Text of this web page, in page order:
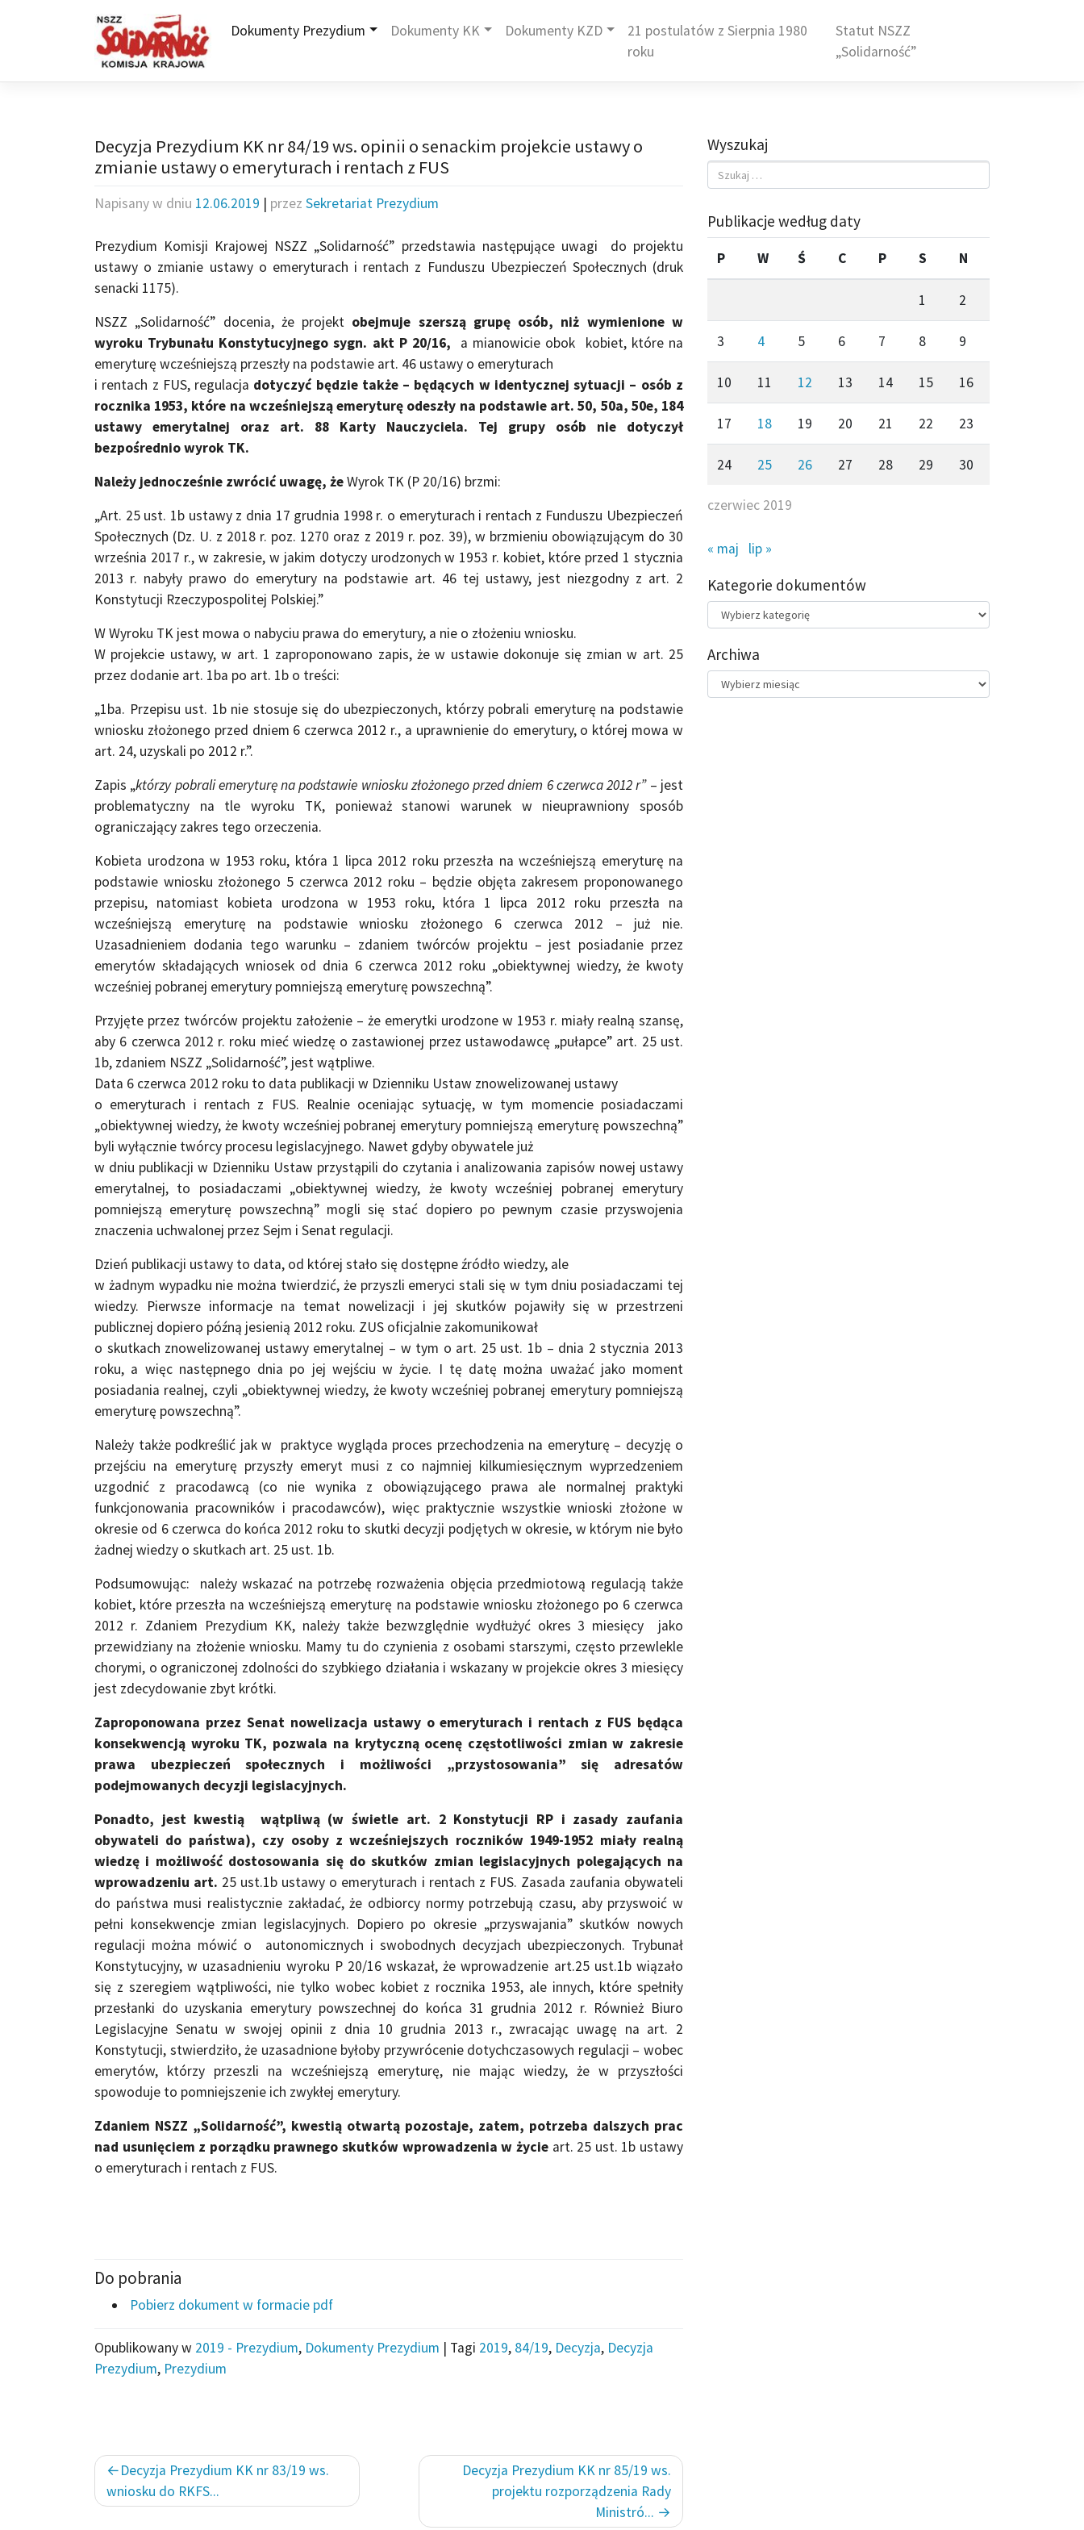
Dokumenty Prezydium Dokumenty KK Dokumenty KZD
21 postulatów z Sierpnia 1980
roku
Statut NSZZ
„Solidarność”
Decyzja Prezydium KK nr 84/19 ws. opinii o senackim projekcie ustawy o
zmianie ustawy o emeryturach i rentach z FUS
Napisany w dniu 12.06.2019 | przez Sekretariat Prezydium
Prezydium Komisji Krajowej NSZZ „Solidarność” przedstawia następujące uwagi do projektu
ustawy o zmianie ustawy o emeryturach i rentach z Funduszu Ubezpieczeń Społecznych (druk
senacki 1175).
NSZZ „Solidarność” docenia, że projekt obejmuje szerszą grupę osób, niż wymienione w
wyroku Trybunału Konstytucyjnego sygn. akt P 20/16, a mianowicie obok kobiet, które na
emeryturę wcześniejszą przeszły na podstawie art. 46 ustawy o emeryturach
i rentach z FUS, regulacja dotyczyć będzie także – będących w identycznej sytuacji – osób z
rocznika 1953, które na wcześniejszą emeryturę odeszły na podstawie art. 50, 50a, 50e, 184
ustawy emerytalnej oraz art. 88 Karty Nauczyciela. Tej grupy osób nie dotyczył
bezpośrednio wyrok TK.
Należy jednocześnie zwrócić uwagę, żeWyrok TK (P 20/16) brzmi:
„Art. 25 ust. 1b ustawy z dnia 17 grudnia 1998 r. o emeryturach i rentach z Funduszu Ubezpieczeń
Społecznych (Dz. U. z 2018 r. poz. 1270 oraz z 2019 r. poz. 39), w brzmieniu obowiązującym do 30
września 2017 r., w zakresie, w jakim dotyczy urodzonych w 1953 r. kobiet, które przed 1 stycznia
2013 r. nabyły prawo do emerytury na podstawie art. 46 tej ustawy, jest niezgodny z art. 2
Konstytucji Rzeczypospolitej Polskiej.”
W Wyroku TK jest mowa o nabyciu prawa do emerytury, a nie o złożeniu wniosku.
W projekcie ustawy, w art. 1 zaproponowano zapis, że w ustawie dokonuje się zmian w art. 25
przez dodanie art. 1ba po art. 1b o treści:
„1ba. Przepisu ust. 1b nie stosuje się do ubezpieczonych, którzy pobrali emeryturę na podstawie
wniosku złożonego przed dniem 6 czerwca 2012 r., a uprawnienie do emerytury, o której mowa w
art. 24, uzyskali po 2012 r.”.
Zapis „którzy pobrali emeryturę na podstawie wniosku złożonego przed dniem 6 czerwca 2012 r”– jest
problematyczny na tle wyroku TK, ponieważ stanowi warunek w nieuprawniony sposób
ograniczający zakres tego orzeczenia.
Kobieta urodzona w 1953 roku, która 1 lipca 2012 roku przeszła na wcześniejszą emeryturę na
podstawie wniosku złożonego 5 czerwca 2012 roku – będzie objęta zakresem proponowanego
przepisu, natomiast kobieta urodzona w 1953 roku, która 1 lipca 2012 roku przeszła na
wcześniejszą emeryturę na podstawie wniosku złożonego 6 czerwca 2012 – już nie.
Uzasadnieniem dodania tego warunku – zdaniem twórców projektu – jest posiadanie przez
emerytów składających wniosek od dnia 6 czerwca 2012 roku „obiektywnej wiedzy, że kwoty
wcześniej pobranej emerytury pomniejszą emeryturę powszechną”.
Przyjęte przez twórców projektu założenie – że emerytki urodzone w 1953 r. miały realną szansę,
aby 6 czerwca 2012 r. roku mieć wiedzę o zastawionej przez ustawodawcę „pułapce” art. 25 ust.
1b, zdaniem NSZZ „Solidarność”, jest wątpliwe.
Data 6 czerwca 2012 roku to data publikacji w Dzienniku Ustaw znowelizowanej ustawy
o emeryturach i rentach z FUS. Realnie oceniając sytuację, w tym momencie posiadaczami
„obiektywnej wiedzy, że kwoty wcześniej pobranej emerytury pomniejszą emeryturę powszechną”
byli wyłącznie twórcy procesu legislacyjnego. Nawet gdyby obywatele już
w dniu publikacji w Dzienniku Ustaw przystąpili do czytania i analizowania zapisów nowej ustawy
emerytalnej, to posiadaczami „obiektywnej wiedzy, że kwoty wcześniej pobranej emerytury
pomniejszą emeryturę powszechną” mogli się stać dopiero po pewnym czasie przyswojenia
znaczenia uchwalonej przez Sejm i Senat regulacji.
Dzień publikacji ustawy to data, od której stało się dostępne źródło wiedzy, ale
w żadnym wypadku nie można twierdzić, że przyszli emeryci stali się w tym dniu posiadaczami tej
wiedzy. Pierwsze informacje na temat nowelizacji i jej skutków pojawiły się w przestrzeni
publicznej dopiero późną jesienią 2012 roku. ZUS oficjalnie zakomunikował
o skutkach znowelizowanej ustawy emerytalnej – w tym o art. 25 ust. 1b – dnia 2 stycznia 2013
roku, a więc następnego dnia po jej wejściu w życie. I tę datę można uważać jako moment
posiadania realnej, czyli „obiektywnej wiedzy, że kwoty wcześniej pobranej emerytury pomniejszą
emeryturę powszechną”.
Należy także podkreślić jak w praktyce wygląda proces przechodzenia na emeryturę – decyzję o
przejściu na emeryturę przyszły emeryt musi z co najmniej kilkumiesięcznym wyprzedzeniem
uzgodnić z pracodawcą (co nie wynika z obowiązującego prawa ale normalnej praktyki
funkcjonowania pracowników i pracodawców), więc praktycznie wszystkie wnioski złożone w
okresie od 6 czerwca do końca 2012 roku to skutki decyzji podjętych w okresie, w którym nie było
żadnej wiedzy o skutkach art. 25 ust. 1b.
Podsumowując: należy wskazać na potrzebę rozważenia objęcia przedmiotową regulacją także
kobiet, które przeszła na wcześniejszą emeryturę na podstawie wniosku złożonego po 6 czerwca
2012 r. Zdaniem Prezydium KK, należy także bezwzględnie wydłużyć okres 3 miesięcy jako
przewidziany na złożenie wniosku. Mamy tu do czynienia z osobami starszymi, często przewlekle
chorymi, o ograniczonej zdolności do szybkiego działania i wskazany w projekcie okres 3 miesięcy
jest zdecydowanie zbyt krótki.
Zaproponowana przez Senat nowelizacja ustawy o emeryturach i rentach z FUS będąca
konsekwencją wyroku TK, pozwala na krytyczną ocenę częstotliwości zmian w zakresie
prawa ubezpieczeń społecznych i możliwości „przystosowania” się adresatów
podejmowanych decyzji legislacyjnych.
Ponadto, jest kwestią wątpliwą (w świetle art. 2 Konstytucji RP i zasady zaufania
obywateli do państwa), czy osoby z wcześniejszych roczników 1949-1952 miały realną
wiedzę i możliwość dostosowania się do skutków zmian legislacyjnych polegających na
wprowadzeniu art. 25 ust.1b ustawy o emeryturach i rentach z FUS. Zasada zaufania obywateli
do państwa musi realistycznie zakładać, że odbiorcy normy potrzebują czasu, aby przyswoić w
pełni konsekwencje zmian legislacyjnych. Dopiero po okresie „przyswajania” skutków nowych
regulacji można mówić o autonomicznych i swobodnych decyzjach ubezpieczonych. Trybunał
Konstytucyjny, w uzasadnieniu wyroku P 20/16 wskazał, że wprowadzenie art.25 ust.1b wiązało
się z szeregiem wątpliwości, nie tylko wobec kobiet z rocznika 1953, ale innych, które spełniły
przesłanki do uzyskania emerytury powszechnej do końca 31 grudnia 2012 r. Również Biuro
Legislacyjne Senatu w swojej opinii z dnia 10 grudnia 2013 r., zwracając uwagę na art. 2
Konstytucji, stwierdziło, że uzasadnione byłoby przywrócenie dotychczasowych regulacji – wobec
emerytów, którzy przeszli na wcześniejszą emeryturę, nie mając wiedzy, że w przyszłości
spowoduje to pomniejszenie ich zwykłej emerytury.
Zdaniem NSZZ „Solidarność”, kwestią otwartą pozostaje, zatem, potrzeba dalszych prac
nad usunięciem z porządku prawnego skutków wprowadzenia w życie art. 25 ust. 1b ustawy
o emeryturach i rentach z FUS.
Do pobrania
Pobierz dokument w formacie pdf
Opublikowany w 2019 - Prezydium, Dokumenty Prezydium | Tagi 2019, 84/19, Decyzja, Decyzja
Prezydium, Prezydium
Nawigacja
wpisu
Decyzja Prezydium KK nr 83/19 ws.
wniosku do RKFS...
Decyzja Prezydium KK nr 85/19 ws.
projektu rozporządzenia Rady
Ministró...
Wyszukaj
Publikacje według daty
czerwiec 2019
P W Ś C P S N
1 2
3 4 5 6 7 8 9
10 11 12 13 14 15 16
17 18 19 20 21 22 23
24 25 26 27 28 29 30
« maj lip »
Kategorie dokumentów
Kategorie
dokumentów
Archiwa
Archiwa